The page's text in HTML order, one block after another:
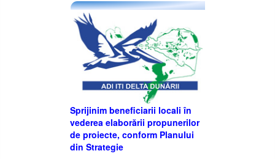
Sprijinim beneficiarii locali în
vederea elaborării propunerilor
de proiecte, conform Planului
din Strategie